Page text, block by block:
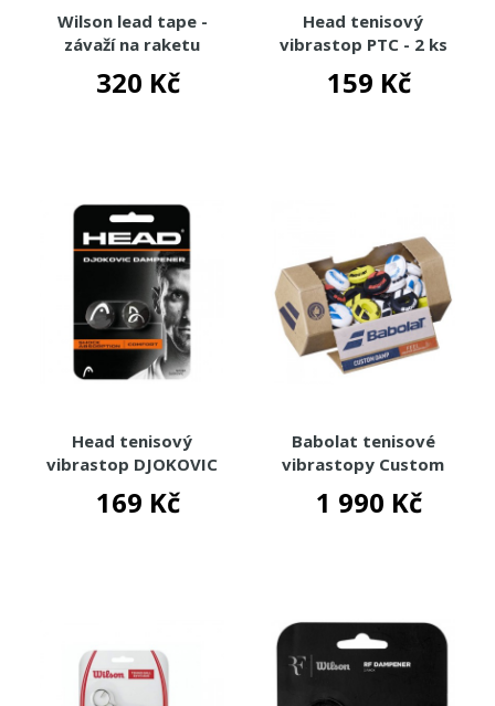
TOTÁLNÍ VÝPRODEJ %%%
Wilson lead tape -
závaží na raketu
320 Kč
Head tenisový
vibrastop PTC - 2 ks
159 Kč
Head tenisový
vibrastop DJOKOVIC
DAMPENER 2ks (černá)
169 Kč
Babolat tenisové
vibrastopy Custom
1 990 Kč